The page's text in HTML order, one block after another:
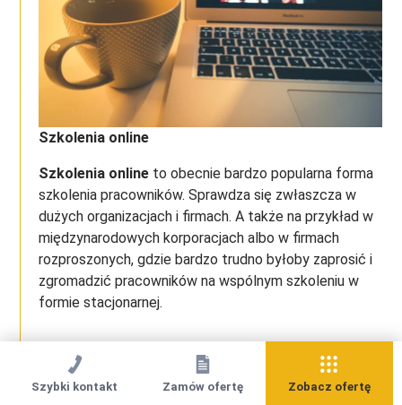
Szkolenia online
Szkolenia online to obecnie bardzo popularna forma
szkolenia pracowników. Sprawdza się zwłaszcza w
dużych organizacjach i firmach. A także na przykład w
międzynarodowych korporacjach albo w firmach
rozproszonych, gdzie bardzo trudno byłoby zaprosić i
zgromadzić pracowników na wspólnym szkoleniu w
formie stacjonarnej.
Szybki kontakt Zamów ofertę Zobacz ofertę